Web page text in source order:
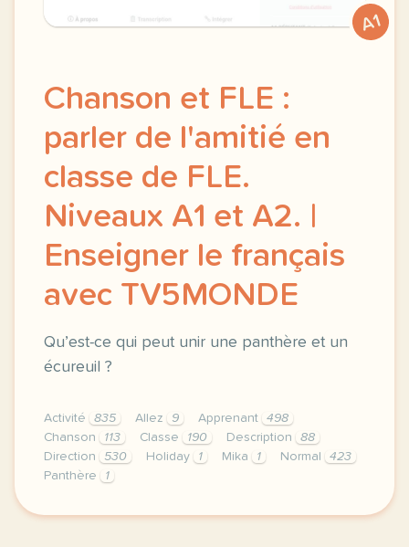
A1
Chanson et FLE :
parler de l'amitié en
classe de FLE.
Niveaux A1 et A2. |
Enseigner le français
avec TV5MONDE
Qu’est-ce qui peut unir une panthère et un
écureuil ?
Activité 835 Allez 9 Apprenant
498
Chanson
113 Classe 190 Description
88
Direction
530 Holiday 1 Mika 1 Normal
423
Panthère
1
didomi host didomi components button cursor